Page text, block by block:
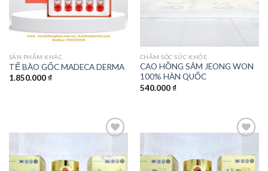
SẢN PHẨM KHÁC
TẾ BÀO GỐC MADECA DERMA
1.850.000₫
CHĂM SÓC SỨC KHỎE
CAO HỒNG SÂM JEONG WON
100% HÀN QUỐC
540.000₫
Add to
Add to